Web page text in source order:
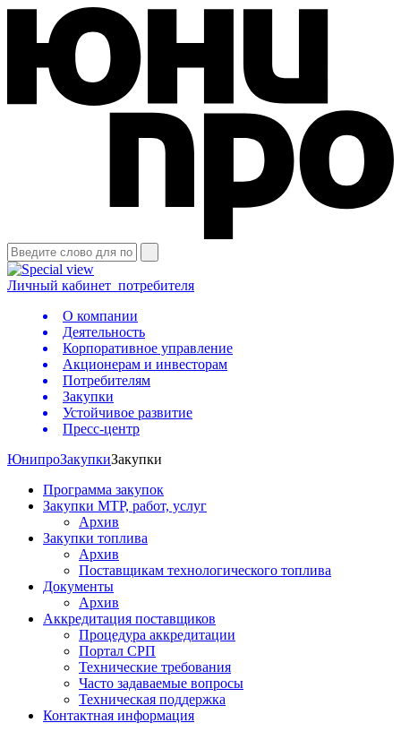
Личный кабинет потребителя
О компании
Деятельность
Корпоративное управление
Акционерам и инвесторам
Потребителям
Закупки
Устойчивое развитие
Пресс-центр
ЮнипроЗакупкиЗакупки
Программа закупок
Закупки МТР, работ, услуг
Архив
Закупки топлива
Архив
Поставщикам технологического топлива
Документы
Архив
Аккредитация поставщиков
Процедура аккредитации
Портал СРП
Технические требования
Часто задаваемые вопросы
Техническая поддержка
Контактная информация